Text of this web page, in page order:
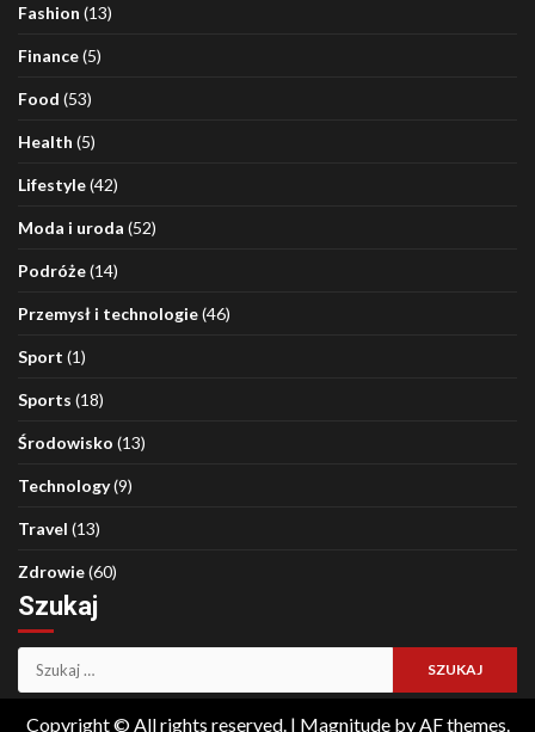
Fashion (13)
Finance(5)
Food (53)
Health (5)
Lifestyle(42)
Moda i uroda (52)
Podróże(14)
Przemysł i technologie(46)
Sport (1)
Sports (18)
Środowisko (13)
Technology(9)
Travel (13)
Zdrowie(60)
Szukaj
Szukaj:
Copyright © All rights reserved. | Magnitudeby AF themes.